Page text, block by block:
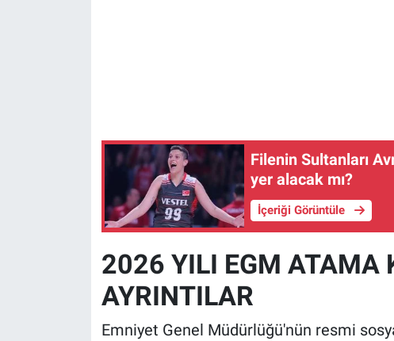
Filenin Sultanları
yer alacak mı?
İçeriği Görüntüle
2026 YILI EGM ATAMA
AYRINTILAR
Emniyet Genel Müdürlüğü'nün resmi